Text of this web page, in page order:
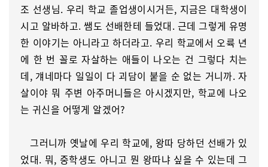
조 선생님. 우리 학교 졸업생이시거든, 지금은 대학생이
시고 알바하고. 쌤도 선배한테 들었대. 근데 그렇게 유명
한 이야기는 아니라고 하더라고. 우리 학교에서 오륙 년
에 한 번 꼴로 자살하는 애들이 나오는 건 그렇다 치는
데, 걔네마다 일일이 다 괴담이 붙을 순 없는 거니까. 자
살이야 뭐 주변 아주머니들은 아시겠지만, 학교에 나오
는 귀신을 어떻게 알겠어?
그러니까 옛날에 우리 학교에, 왕따 당하던 선배가 있
었대. 뭐, 중학생도 아니고 뭔 왕따냐 싶을 수 있는데 그